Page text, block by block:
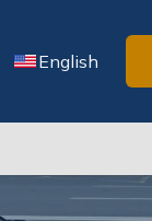
English